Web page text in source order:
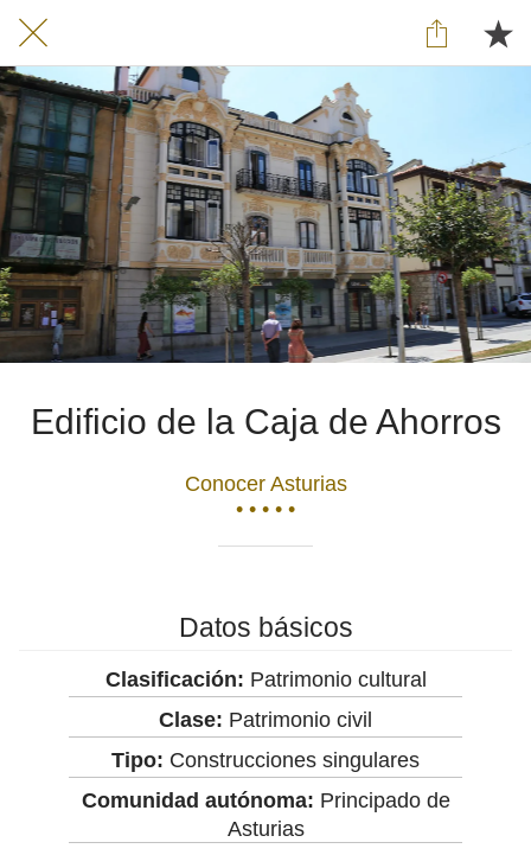
Edificio de la Caja de Ahorros
Conocer Asturias
• • • • •
Datos básicos
Clasificación: Patrimonio cultural
Clase: Patrimonio civil
Tipo: Construcciones singulares
Comunidad autónoma: Principado de
Asturias